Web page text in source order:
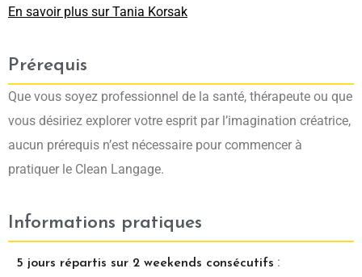
En savoir plus sur Tania Korsak
Prérequis
Que vous soyez professionnel de la santé, thérapeute ou que
vous désiriez explorer votre esprit par l’imagination créatrice,
aucun prérequis n’est nécessaire pour commencer à
pratiquer le Clean Langage.
Informations pratiques
5 jours répartis sur 2 weekends consécutifs :